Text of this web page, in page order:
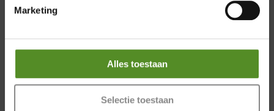
Marketing
Alles toestaan
Selectie toestaan